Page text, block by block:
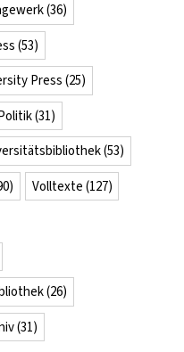
(36)
(53)
Press(25)
(31)
(53)
Volltexte (127)
(26)
(31)